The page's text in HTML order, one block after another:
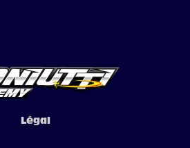
Légal